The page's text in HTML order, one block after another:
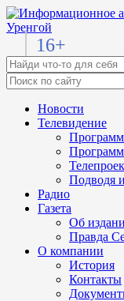
16+
Новости
Телевидение
Подводя
Радио
Газета
Об
Правда
О компании
История
Контакты